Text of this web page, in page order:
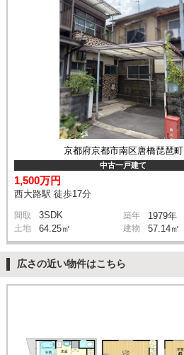
京都府京都市南区唐橋琵琶町
中古一戸建て
1,500万円
西大路駅 徒歩17分
間取 3SDK 築年 1979年
土地 64.25㎡ 建物 57.14㎡
広さの近い物件はこちら